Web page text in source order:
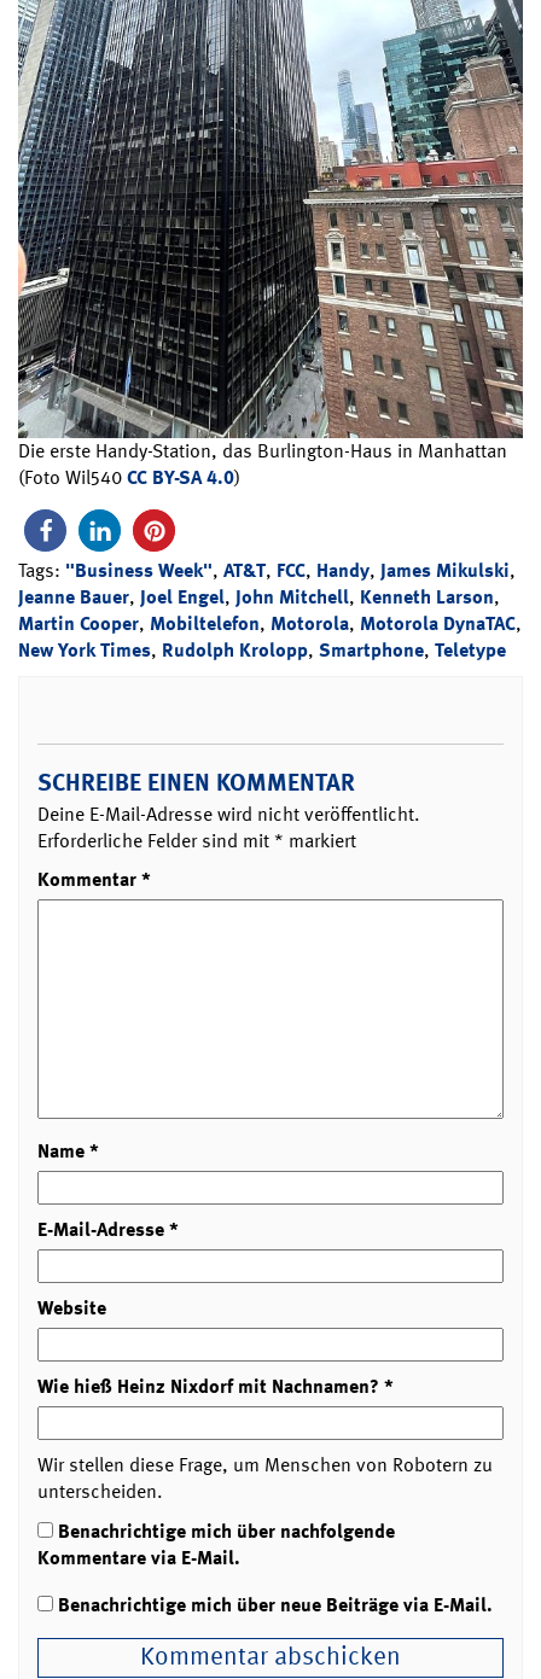
Die erste Handy-Station, das Burlington-Haus in Manhattan
(Foto Wil540CC BY-SA 4.0)
Tags: "Business Week", AT&T, FCC, Handy, James Mikulski,
Jeanne Bauer, Joel Engel, John Mitchell, Kenneth Larson,
Martin Cooper, Mobiltelefon, Motorola, Motorola DynaTAC,
New York Times, Rudolph Krolopp, Smartphone, Teletype
SCHREIBE EINEN KOMMENTAR
Deine E-Mail-Adresse wird nicht veröffentlicht.
Erforderliche Felder sind mit * markiert
Kommentar*
Name*
E-Mail-Adresse*
Website
Wie hieß Heinz Nixdorf mit Nachnamen? *
Wir stellen diese Frage, um Menschen von Robotern zu
unterscheiden.
Benachrichtige mich über nachfolgende
Kommentare via E-Mail.
Benachrichtige mich über neue Beiträge via E-Mail.